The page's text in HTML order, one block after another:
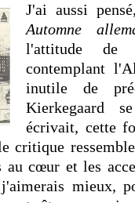
J'ai aussi
Automne
l'attitude de
contemplant
inutile de
Kierkegaard
écrivait, cette
critique
au cœur et les
mieux,